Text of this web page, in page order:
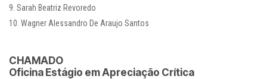
Sarah Beatriz Revoredo
Wagner Alessandro De Araujo Santos
CHAMADO
Oficina Estágio em Apreciação Crítica